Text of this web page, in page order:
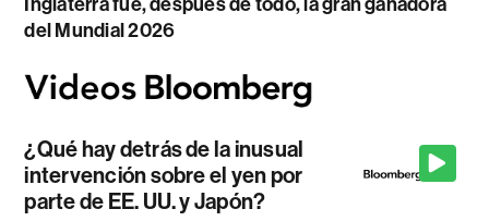
del Mundial 2026
¿Qué hay detrás de la inusual
intervención sobre el yen por
parte de EE. UU. y Japón?